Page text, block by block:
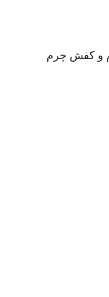
و کفش چرم